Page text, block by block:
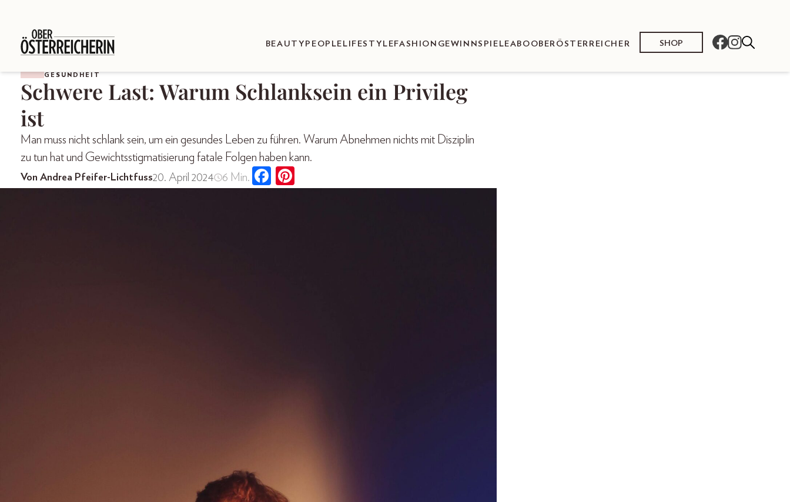
BEAUTY PEOPLE LIFESTYLEFASHION GEWINNSPIELEABO OBERÖSTERREICHER SHOP
GESUNDHEIT
Schwere Last: Warum Schlanksein ein Privileg
ist
Man muss nicht schlank sein, um ein gesundes Leben zu führen. Warum Abnehmen nichts mit Disziplin
zu tun hat und Gewichtsstigmatisierung fatale Folgen haben kann.
Von Andrea Pfeifer-Lichtfuss20. April 2024 6 Min.